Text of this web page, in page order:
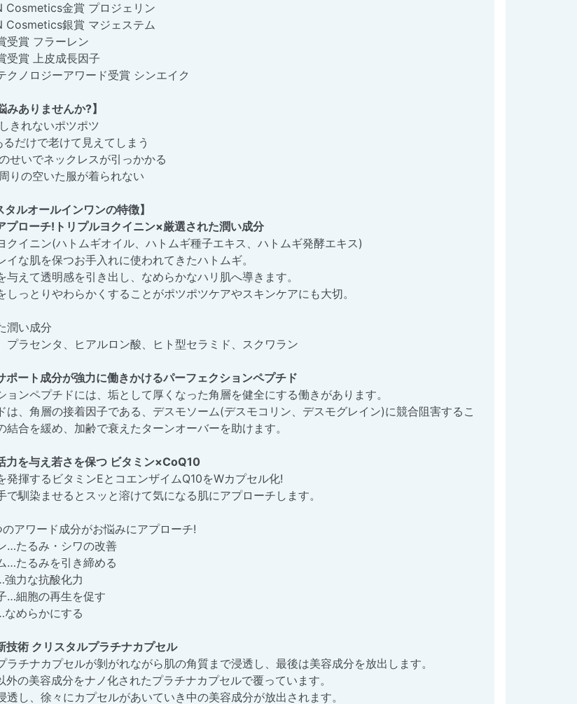
Cosmetics金賞 プロジェリン
Cosmetics銀賞 マジェステム
受賞 フラーレン
受賞 上皮成長因子
クノロジーアワード受賞 シンエイク
みありませんか?】
きれないポツポツ
だけで老けて見えてしまう
せいでネックレスが引っかかる
りの空いた服が着られない
タルオールインワンの特徴】
プローチ!トリプルヨクイニン×厳選された潤い成分
クイニン(ハトムギオイル、ハトムギ種子エキス、ハトムギ発酵エキス)
イな肌を保つお手入れに使われてきたハトムギ。
与えて透明感を引き出し、なめらかなハリ肌へ導きます。
しっとりやわらかくすることがポツポツケアやスキンケアにも大切。
潤い成分
プラセンタ、ヒアルロン酸、ヒト型セラミド、スクワラン
ート成分が強力に働きかけるパーフェクションペプチド
ョンペプチドには、垢として厚くなった角層を健全にする働きがあります。
は、角層の接着因子である、デスモソーム(デスモコリン、デスモグレイン)に競合阻害するこ
結合を緩め、加齢で衰えたターンオーバーを助けます。
力を与え若さを保つ ビタミン×CoQ10
発揮するビタミンEとコエンザイムQ10をWカプセル化!
で馴染ませるとスッと溶けて気になる肌にアプローチします。
アワード成分がお悩みにアプローチ!
…たるみ・シワの改善
…たるみを引き締める
力な抗酸化力
…細胞の再生を促す
めらかにする
術 クリスタルプラチナカプセル
ラチナカプセルが剝がれながら肌の角質まで浸透し、最後は美容成分を放出します。
外の美容成分をナノ化されたプラチナカプセルで覆っています。
透し、徐々にカプセルがあいていき中の美容成分が放出されます。